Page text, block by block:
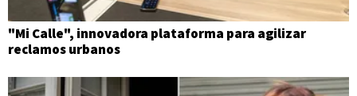
"Mi Calle", innovadora plataforma para agilizar
reclamos urbanos